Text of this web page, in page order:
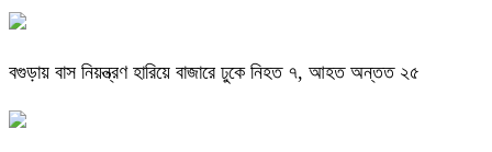
বগুড়ায় বাস নিয়ন্ত্রণ হারিয়ে বাজারে ঢুকে নিহত ৭, আহত অন্তত ২৫